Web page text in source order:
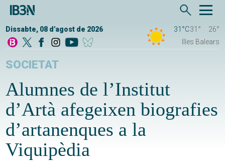
Dissabte, 08 d'agost de 2026 31°C31°
26°
Illes Balears
SOCIETAT
Alumnes de l’Institut
d’Artà afegeixen biografies
d’artanenques a la
Viquipèdia